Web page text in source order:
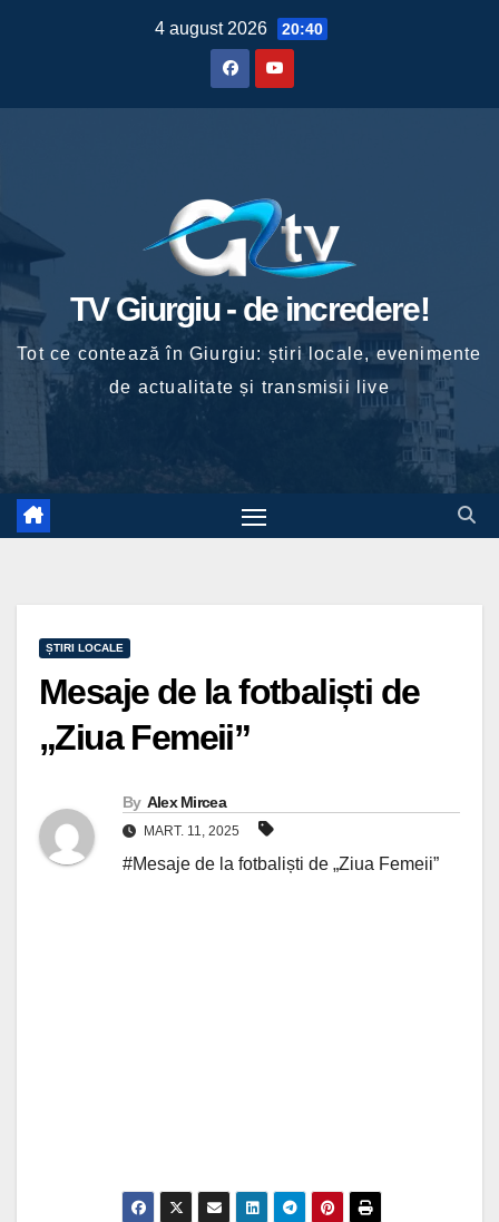
4 august 2026 20:40
TV Giurgiu - de incredere!
Tot ce contează în Giurgiu: știri locale, evenimente
de actualitate și transmisii live
ȘTIRI LOCALE
Mesaje de la fotbaliști de
„Ziua Femeii”
By Alex Mircea
MART. 11, 2025
#Mesaje de la fotbaliști de „Ziua Femeii”